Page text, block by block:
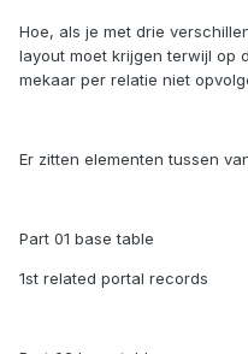
Hoe, als je met drie
layout moet krijgen terwijl op
mekaar per relatie niet
Er zitten elementen tussen
Part 01 base table
1st related portal records